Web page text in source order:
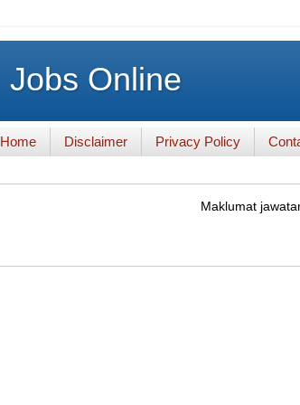
Jobs Online
Home Disclaimer Privacy Policy
Maklumat